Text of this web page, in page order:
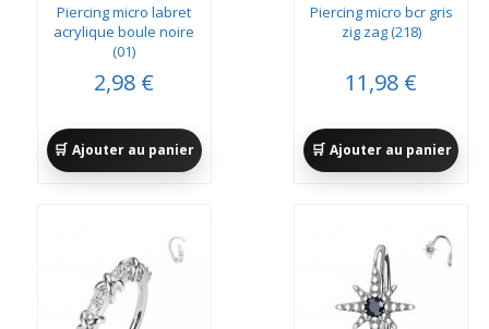
Piercing micro labret
acrylique boule noire
(01)
2,98 €
Ajouter au panier
Piercing micro bcr gris
zig zag (218)
11,98 €
Ajouter au panier